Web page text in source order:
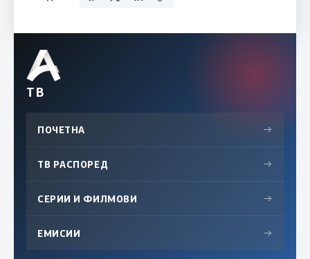
ТВ
ПОЧЕТНА →
ТВ РАСПОРЕД →
СЕРИИ И ФИЛМОВИ →
ЕМИСИИ →